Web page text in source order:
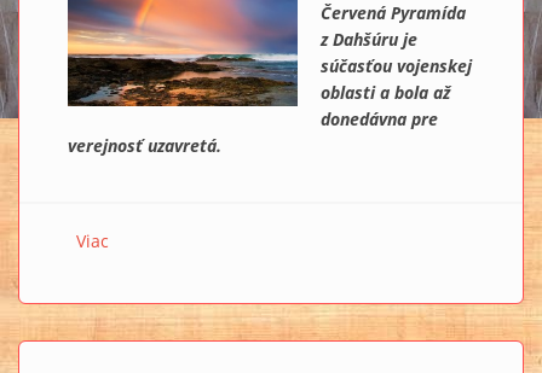
Červená Pyramída
z Dahšúru je
súčasťou vojenskej
oblasti a bola až
donedávna pre
verejnosť uzavretá.
Viac